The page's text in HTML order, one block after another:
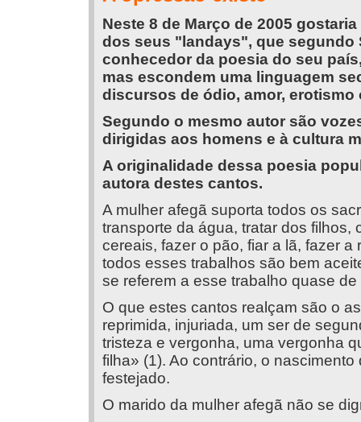
Neste 8 de Março de 2005
dos seus "landays", que segundo
conhecedor da poesia do seu
mas escondem uma linguagem
discursos de ódio, amor, erotismo
Segundo o mesmo autor são
dirigidas aos homens e à cultura
A originalidade dessa poesia
autora destes cantos.
A mulher afegã suporta todos os
transporte da água, tratar dos filhos,
cereais, fazer o pão, fiar a lã, fazer
todos esses trabalhos são bem
se referem a esse trabalho quase
O que estes cantos realçam são o
reprimida, injuriada, um ser de
tristeza e vergonha, uma vergonha
filha» (1). Ao contrário, o
festejado.
O marido da mulher afegã não se